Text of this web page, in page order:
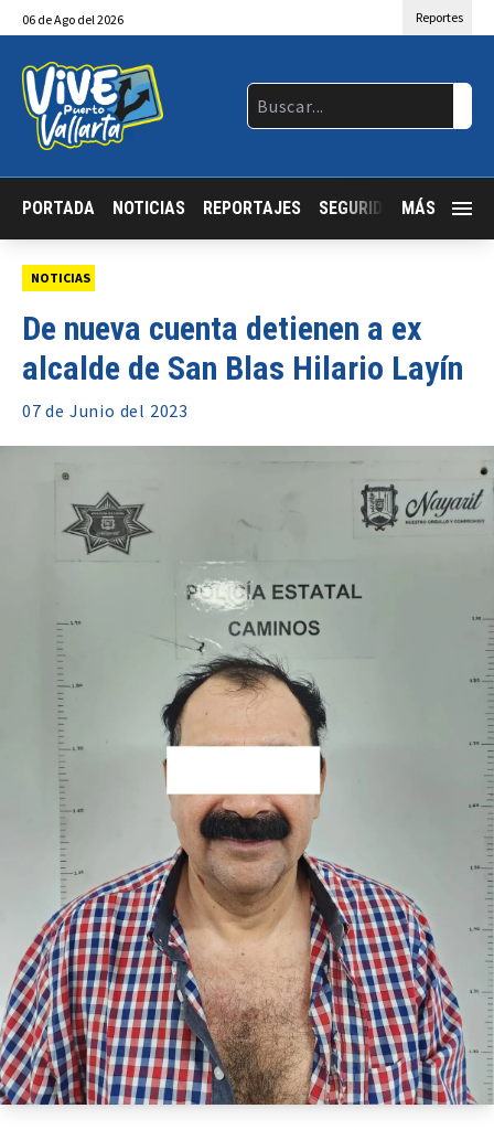
06 deAgo del 2026 Reportes
PORTADA NOTICIAS REPORTAJES SEGURIDAD JALISCO
MÁS
NOTICIAS
De nueva cuenta detienen a ex
alcalde de San Blas Hilario Layín
07 de Junio del 2023